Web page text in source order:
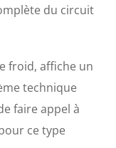
du circuit
froid, affiche un
technique
faire appel à
ce type